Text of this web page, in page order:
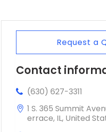
Request a
Contact
(630) 627-3311
1 S. 365 Summit
errace, IL, United